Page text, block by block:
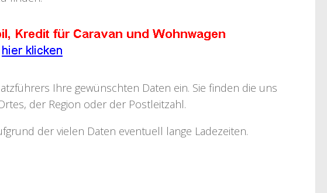
Ihre gewünschten Daten ein. Sie finden die uns
der Region oder der Postleitzahl.
der vielen Daten eventuell lange Ladezeiten.